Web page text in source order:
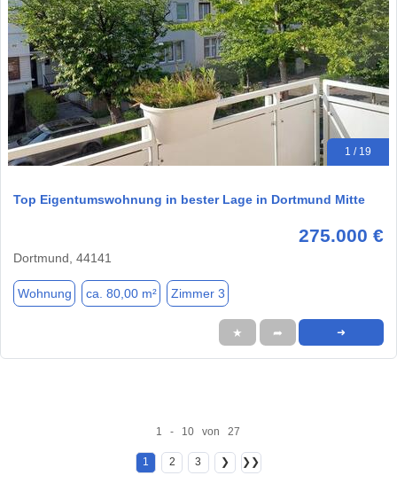
1 / 19
Top Eigentumswohnung in bester Lage in Dortmund Mitte
275.000 €
Dortmund, 44141
Wohnung ca. 80,00 m² Zimmer 3
★ ➦ ➜
1 - 10 von 27
1 2 3 ❯ ❯❯